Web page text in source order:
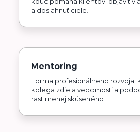
a dosiahnuť ciele.
Mentoring
Forma profesionálneho rozvoja,
kolega zdieľa vedomosti a
rast menej skúseného.